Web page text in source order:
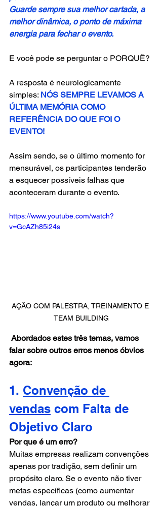
Guarde sempre sua melhor cartada, a
melhor dinâmica, o ponto de máxima
energia para fechar o evento.
E você pode se perguntar o PORQUÊ?
A resposta é neurologicamente
simples: NÓS SEMPRE LEVAMOS A
ÚLTIMA MEMÓRIA COMO
REFERÊNCIA DO QUE FOI O
EVENTO!
Assim sendo, se o último momento for
mensurável, os participantes tenderão
a esquecer possíveis falhas que
aconteceram durante o evento.
https://www.youtube.com/watch?
v=GcAZh85i24s
AÇÃO COM PALESTRA, TREINAMENTO E
TEAM BUILDING
Abordados estes três temas, vamos
falar sobre outros erros menos óbvios
agora:
1. Convenção de
vendas com Falta de
Objetivo Claro
Por que é um erro?
Muitas empresas realizam convenções
apenas por tradição, sem definir um
propósito claro. Se o evento não tiver
metas específicas (como aumentar
vendas, lançar um produto ou melhorar